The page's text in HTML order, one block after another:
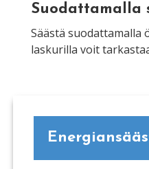
Suodattamalla
Säästä suodattamalla
laskurilla voit